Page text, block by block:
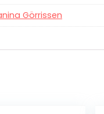
Görrissen